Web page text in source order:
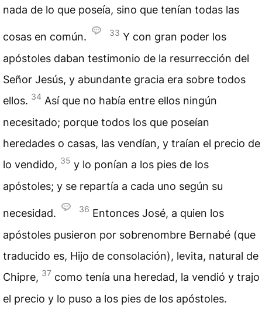
nada de lo que poseía, sino que tenían todas las
cosas en común. 33 Y con gran poder los
apóstoles daban testimonio de la resurrección del
Señor Jesús, y abundante gracia era sobre todos
ellos. 34 Así que no había entre ellos ningún
necesitado; porque todos los que poseían
heredades o casas, las vendían, y traían el precio de
lo vendido, 35 y lo ponían a los pies de los
apóstoles; y se repartía a cada uno según su
necesidad. 36 Entonces José, a quien los
apóstoles pusieron por sobrenombre Bernabé (que
traducido es, Hijo de consolación), levita, natural de
Chipre, 37 como tenía una heredad, la vendió y trajo
el precio y lo puso a los pies de los apóstoles.